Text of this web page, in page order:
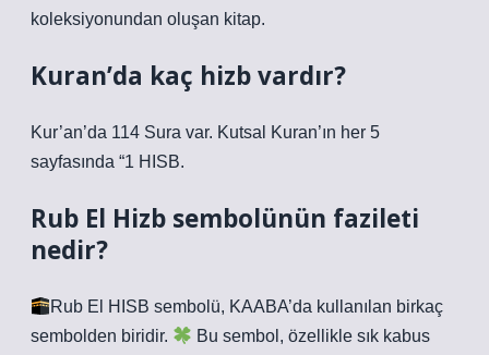
koleksiyonundan oluşan kitap.
Kuran’da kaç hizb vardır?
Kur’an’da 114 Sura var. Kutsal Kuran’ın her 5
sayfasında “1 HISB.
Rub El Hizb sembolünün fazileti
nedir?
Rub El HISB sembolü, KAABA’da kullanılan birkaç
sembolden biridir.
Bu sembol, özellikle sık kabus